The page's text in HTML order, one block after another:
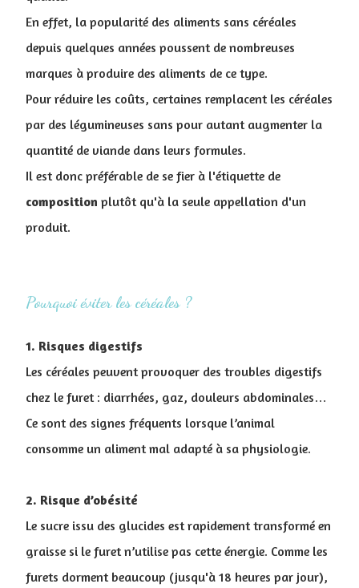
En effet, la popularité des aliments sans céréales
depuis quelques années poussent de nombreuses
marques à produire des aliments de ce type.
Pour réduire les coûts, certaines remplacent les céréales
par des légumineuses sans pour autant augmenter la
quantité de viande dans leurs formules.
Il est donc préférable de se fier à l'étiquette de
composition plutôt qu'à la seule appellation d'un
produit.
Pourquoi éviter les céréales ?
1. Risques digestifs
Les céréales peuvent provoquer des troubles digestifs
chez le furet : diarrhées, gaz, douleurs abdominales…
Ce sont des signes fréquents lorsque l’animal
consomme un aliment mal adapté à sa physiologie.
2. Risque d’obésité
Le sucre issu des glucides est rapidement transformé en
graisse si le furet n’utilise pas cette énergie. Comme les
furets dorment beaucoup (jusqu'à 18 heures par jour),